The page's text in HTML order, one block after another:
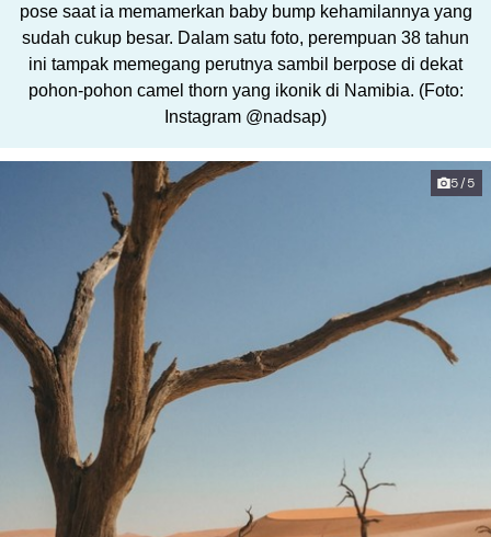
pose saat ia memamerkan baby bump kehamilannya yang
sudah cukup besar. Dalam satu foto, perempuan 38 tahun
ini tampak memegang perutnya sambil berpose di dekat
pohon-pohon camel thorn yang ikonik di Namibia. (Foto:
Instagram @nadsap)
5/5